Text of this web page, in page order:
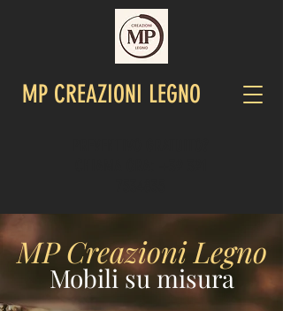
MP CREAZIONI LEGNO
MP Creazioni Legno
Mobili su misura